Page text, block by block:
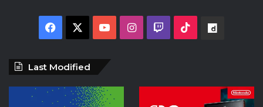
Facebook YouTubeInstagram
Twitch TikTok
Last Modified